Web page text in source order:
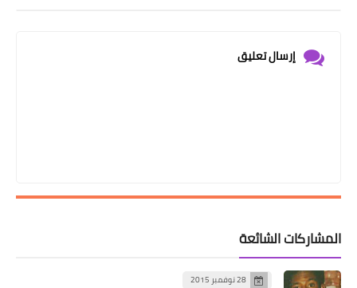
إرسال تعليق
المشاركات الشائعة
28 نوفمبر 2015